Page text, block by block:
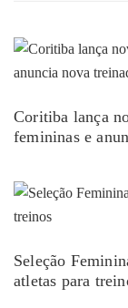
Coritiba lança
femininas e
Seleção
atletas para